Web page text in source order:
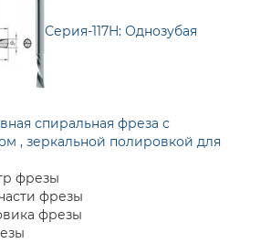
Серия-117H: Однозубая
спиральная фреза с
, зеркальной полировкой для
фрезы
фрезы
фрезы